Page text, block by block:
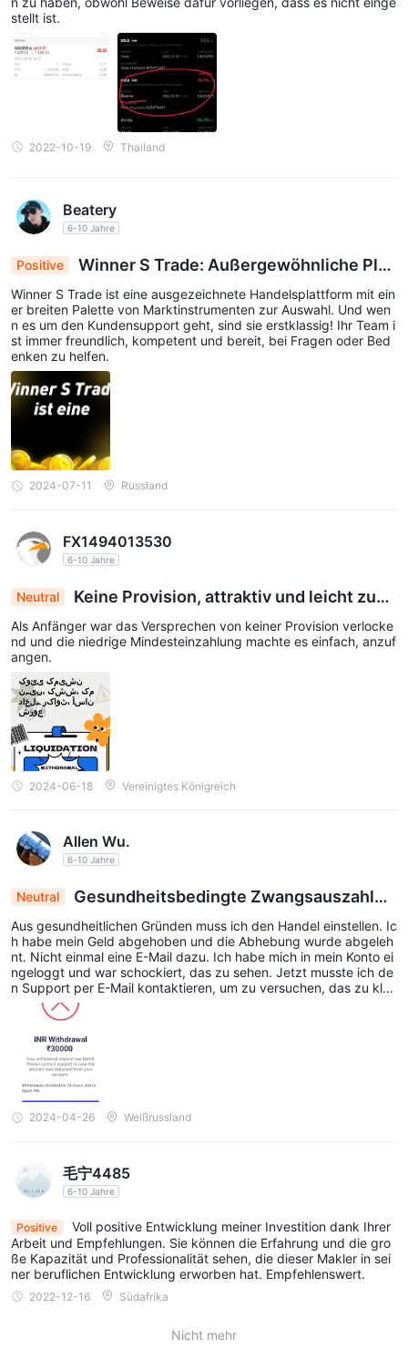
unzuverlässiger Forex-Broker
behaupten, eine breite Palette von Handelsinstrumenten und
flexible Hebelwirkung anzubieten, lassen ihre mangelnde
Transparenz in Bezug auf Kontoinformationen, Spreads und
Provisionen sowie ihre begrenzte und unzuverlässige
Handelsplattform Bedenken hinsichtlich ihrer Seriosität
aufkommen. Darüber hinaus tragen ihre begrenzten Ein- und
Kundenservice zu den potenziellen Risiken des Handels mit
Winner S Trade bei. Insgesamt sollten Trader Vorsicht walten
Betracht ziehen.
Häufig gestellte Fragen (FAQs)
stellt ist.
2022-10-19 Thailand
Beatery
6-10 Jahre
Positive
Winner S Trade: Außergewöhnliche Plat
tform mit robusten Marktinstrumenten und unüb
ertroffenem Kundensupport
Winner S Trade ist eine ausgezeichnete Handelsplattform mit ein
er breiten Palette von Marktinstrumenten zur Auswahl. Und wen
n es um den Kundensupport geht, sind sie erstklassig! Ihr Team i
st immer freundlich, kompetent und bereit, bei Fragen oder Bed
enken zu helfen.
2024-07-11 Russland
FX1494013530
6-10 Jahre
Neutral
Keine Provision, attraktiv und leicht zugä
nglich für Einsteiger
Als Anfänger war das Versprechen von keiner Provision verlocke
nd und die niedrige Mindesteinzahlung machte es einfach, anzuf
angen.
2024-06-18 Vereinigtes Königreich
Allen Wu.
6-10 Jahre
Neutral
Gesundheitsbedingte Zwangsauszahlun
g abgelehnt: Kontoschock, Unterstützung gesuc
ht
Aus gesundheitlichen Gründen muss ich den Handel einstellen. Ic
h habe mein Geld abgehoben und die Abhebung wurde abgeleh
nt. Nicht einmal eine E-Mail dazu. Ich habe mich in mein Konto ei
ngeloggt und war schockiert, das zu sehen. Jetzt musste ich de
n Support per E-Mail kontaktieren, um zu versuchen, das zu klär
2024-04-26 Weißrussland
毛宁4485
6-10 Jahre
Positive
Voll positive Entwicklung meiner Investition dank Ihrer
Arbeit und Empfehlungen. Sie können die Erfahrung und die gro
ße Kapazität und Professionalität sehen, die dieser Makler in sei
ner beruflichen Entwicklung erworben hat. Empfehlenswert.
2022-12-16 Südafrika
Nicht mehr